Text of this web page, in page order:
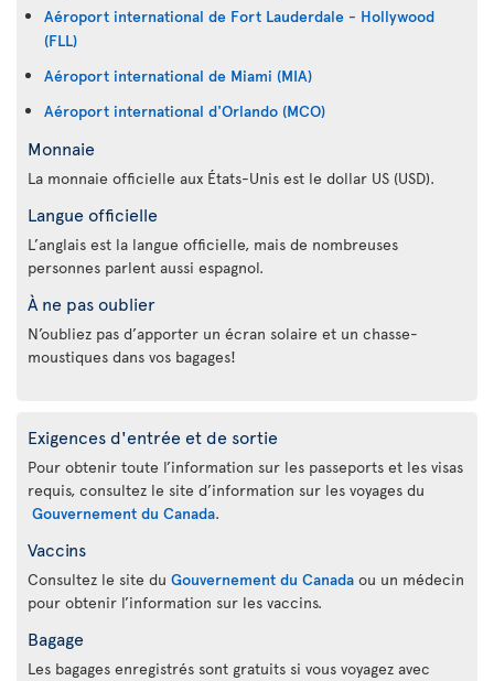
Aéroport international de Fort Lauderdale - Hollywood
(FLL)
Aéroport international de Miami (MIA)
Aéroport international d'Orlando (MCO)
Monnaie
La monnaie officielle aux États-Unis est le dollar US (USD).
Langue officielle
L’anglais est la langue officielle, mais de nombreuses
personnes parlent aussi espagnol.
À ne pas oublier
N’oubliez pas d’apporter un écran solaire et un chasse-
moustiques dans vos bagages!
Exigences d'entrée et de sortie
Pour obtenir toute l’information sur les passeports et les visas
requis, consultez le site d’information sur les voyages du
Gouvernement du Canada.
Vaccins
Consultez le site du Gouvernement du Canada ou un médecin
pour obtenir l’information sur les vaccins.
Bagage
Les bagages enregistrés sont gratuits si vous voyagez avec